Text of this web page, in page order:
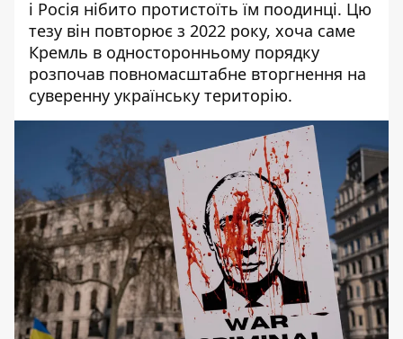
і Росія нібито протистоїть їм поодинці. Цю
тезу він повторює з 2022 року, хоча саме
Кремль в односторонньому порядку
розпочав повномасштабне вторгнення на
суверенну українську територію.